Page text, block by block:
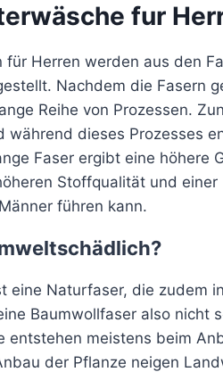
fur
für Herren werden aus den
Nachdem die Fasern
Reihe von Prozessen.
während dieses Prozesses
Faser ergibt eine höhere
Stoffqualität und
führen kann.
eine Naturfaser, die zudem
Baumwollfaser also nicht
entstehen meistens beim
der Pflanze neigen